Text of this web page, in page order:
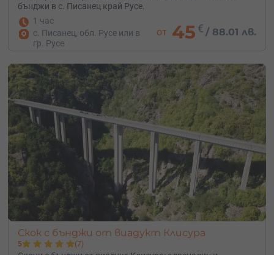
бънджи в с. Писанец край Русе.
1 час
с. Писанец, обл. Русе или в
гр. Русе
от 45 € / 88.01 лв.
Скок с бънджи от виадукт Клисура
5 (7)